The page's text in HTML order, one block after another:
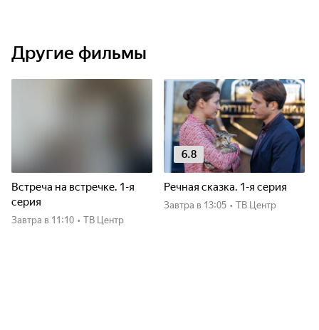
Другие фильмы
Встреча на встречке. 1-я
серия
Завтра в 11:10 • ТВ Центр
6.8
Речная сказка. 1-я серия
Завтра в 13:05 • ТВ Центр